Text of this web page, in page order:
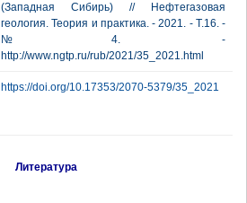
(Западная Сибирь) // Нефтегазовая
геология. Теория и практика. - 2021. - Т.16. -
№4. -
http://www.ngtp.ru/rub/2021/35_2021.html
https://doi.org/10.17353/2070-5379/35_2021
Литература